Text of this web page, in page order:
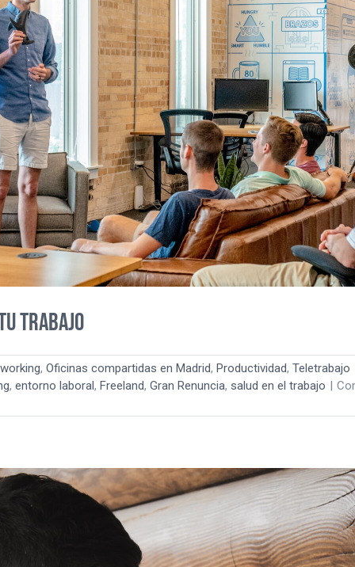
tu trabajo
, Oficinas compartidas en Madrid, Productividad, Teletrabajo
, entorno laboral, Freeland, Gran Renuncia, salud en el trabajo |